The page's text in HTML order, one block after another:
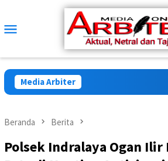
konten
Mobile
Media Arbiter
Beranda Berita
Polsek Indralaya Ogan